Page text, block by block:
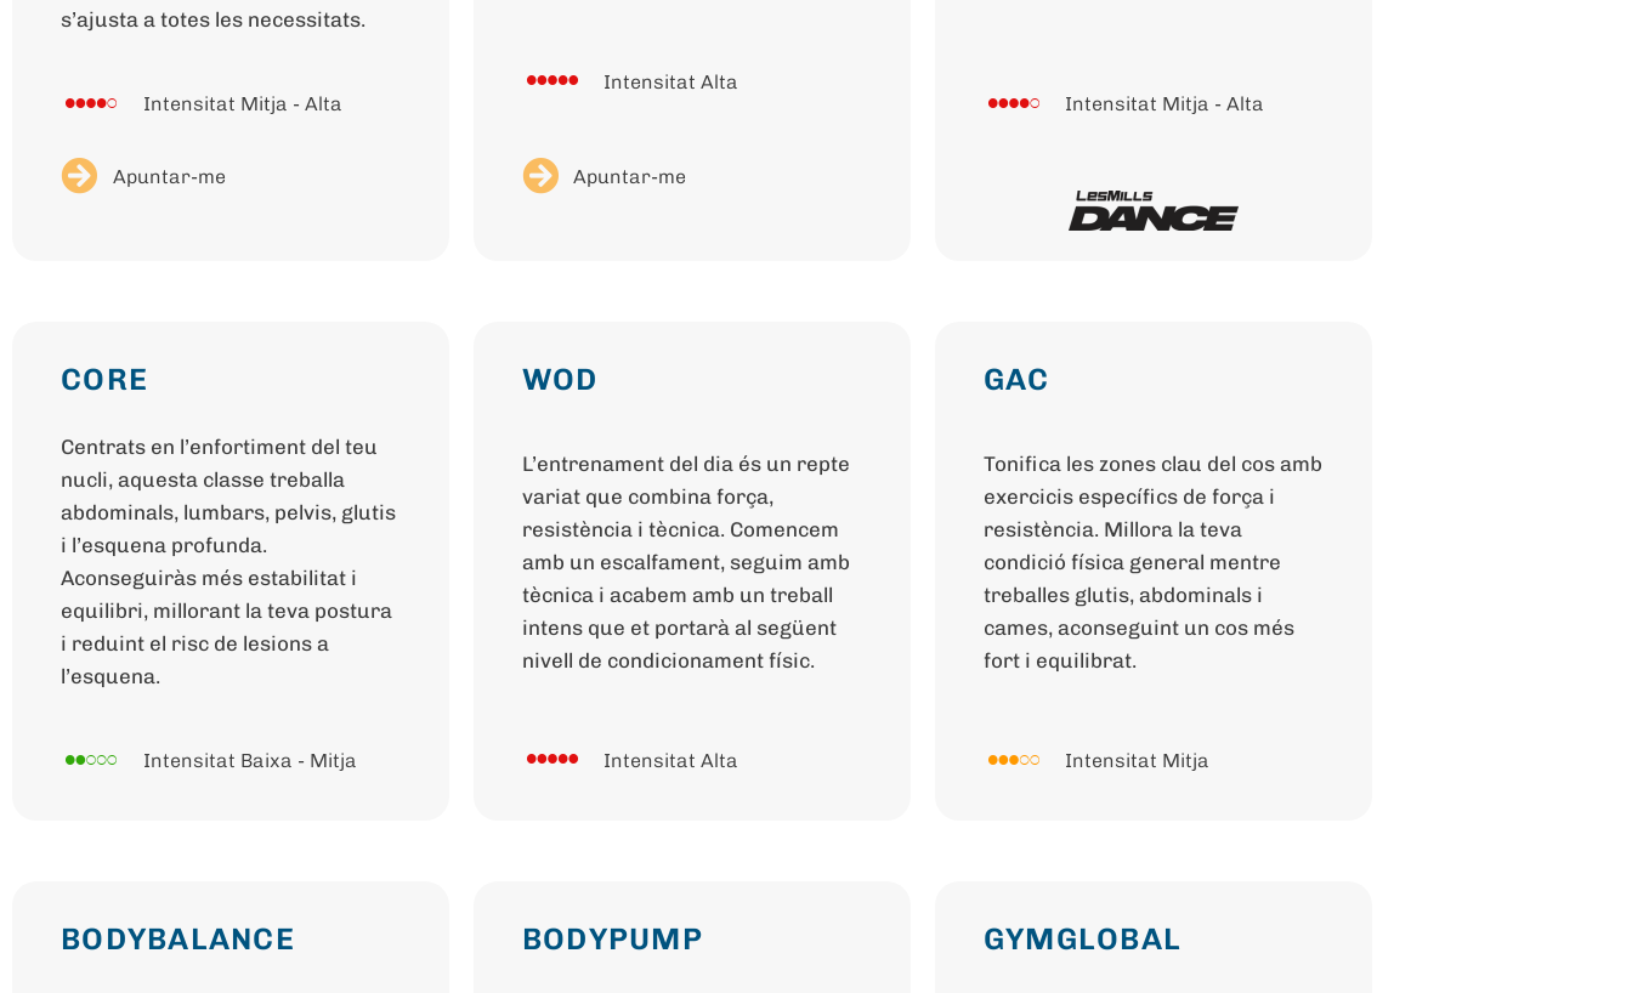
s’ajusta a totes les necessitats.
Intensitat Mitja - Alta
Apuntar-me
Intensitat Alta
Apuntar-me
Intensitat Mitja - Alta
CORE
Centrats en l’enfortiment del teu
nucli, aquesta classe treballa
abdominals, lumbars, pelvis, glutis
i l’esquena profunda.
Aconseguiràs més estabilitat i
equilibri, millorant la teva postura
i reduint el risc de lesions a
l’esquena.
Intensitat Baixa - Mitja
WOD
L’entrenament del dia és un repte
variat que combina força,
resistència i tècnica. Comencem
amb un escalfament, seguim amb
tècnica i acabem amb un treball
intens que et portarà al següent
nivell de condicionament físic.
Intensitat Alta
GAC
Tonifica les zones clau del cos amb
exercicis específics de força i
resistència. Millora la teva
condició física general mentre
treballes glutis, abdominals i
cames, aconseguint un cos més
fort i equilibrat.
Intensitat Mitja
BODYBALANCE BODYPUMP GYMGLOBAL